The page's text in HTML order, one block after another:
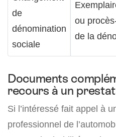
de
dénomination
sociale
ou
de la
Documents
recours à un
Si l’intéressé fait appel à
professionnel de